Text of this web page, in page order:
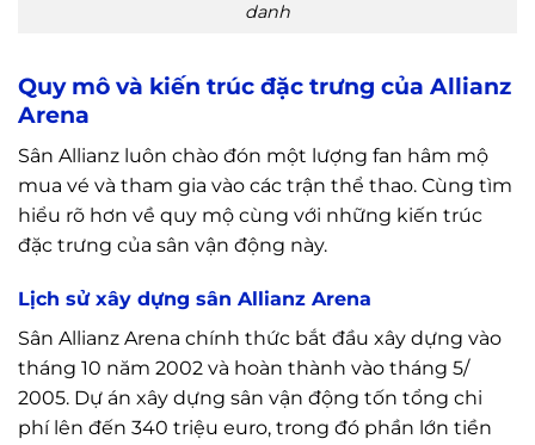
danh
Quy mô và kiến trúc đặc trưng của Allianz
Arena
Sân Allianz luôn chào đón một lượng fan hâm mộ
mua vé và tham gia vào các trận thể thao. Cùng tìm
hiểu rõ hơn về quy mộ cùng với những kiến trúc
đặc trưng của sân vận động này.
Lịch sử xây dựng sân Allianz Arena
Sân Allianz Arena chính thức bắt đầu xây dựng vào
tháng 10 năm 2002 và hoàn thành vào tháng 5/
2005. Dự án xây dựng sân vận động tốn tổng chi
phí lên đến 340 triệu euro, trong đó phần lớn tiền